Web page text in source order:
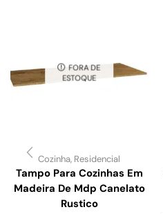
FORA DE
ESTOQUE
Cozinha, Residencial
Tampo Para Cozinhas Em
Madeira De Mdp Canelato
Rustico